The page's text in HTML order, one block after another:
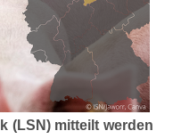
(LSN) mitteilt werden